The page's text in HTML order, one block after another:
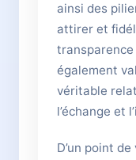
ainsi des
attirer et
également
véritable
l’échange et
D’un point